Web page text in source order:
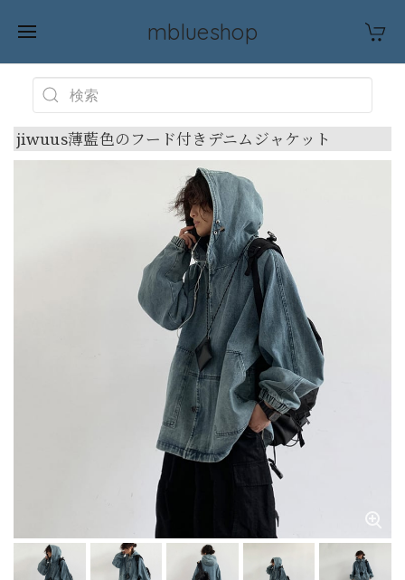
mblueshop
jiwuus薄藍色のフード付きデニムジャケット